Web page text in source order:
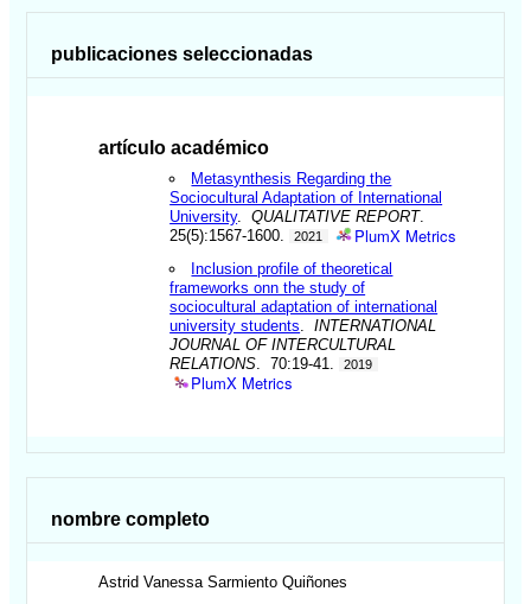
publicaciones seleccionadas
artículo académico
Metasynthesis Regarding the
Sociocultural Adaptation of International
University.QUALITATIVE REPORT.
25(5):1567-1600.
2021 PlumX Metrics
Inclusion profile of theoretical
frameworks onn the study of
sociocultural adaptation of international
university students .INTERNATIONAL
JOURNAL OF INTERCULTURAL
RELATIONS . 70:19-41. 2019
PlumX Metrics
nombre completo
Astrid Vanessa Sarmiento Quiñones